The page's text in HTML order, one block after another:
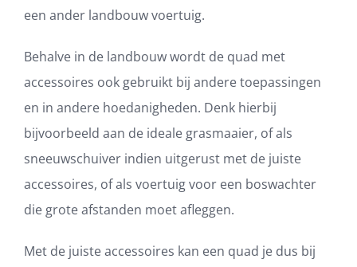
een ander landbouw voertuig.
Behalve in de landbouw wordt de quad met
accessoires ook gebruikt bij andere toepassingen
en in andere hoedanigheden. Denk hierbij
bijvoorbeeld aan de ideale grasmaaier, of als
sneeuwschuiver indien uitgerust met de juiste
accessoires, of als voertuig voor een boswachter
die grote afstanden moet afleggen.
Met de juiste accessoires kan een quad je dus bij